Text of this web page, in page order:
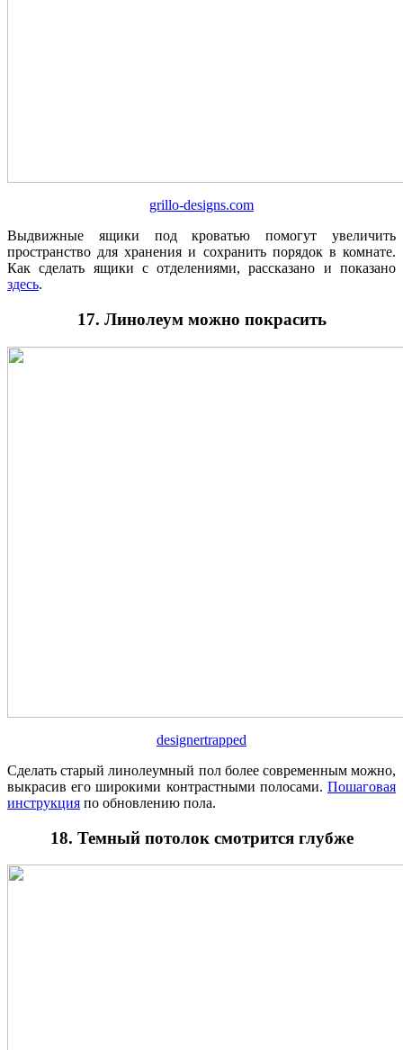
grillo-designs.com
Выдвижные ящики под кроватью помогут увеличить
пространство для хранения и сохранить порядок в комнате.
Как сделать ящики с отделениями, рассказано и показано
здесь.
17. Линолеум можно покрасить
designertrapped
Сделать старый линолеумный пол более современным можно,
выкрасив его широкими контрастными полосами. Пошаговая
инструкция по обновлению пола.
18. Темный потолок смотрится глубже